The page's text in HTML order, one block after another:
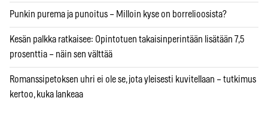
Punkin purema ja punoitus – Milloin kyse on borrelioosista?
Kesän palkka ratkaisee: Opintotuen takaisinperintään lisätään 7,5
prosenttia – näin sen välttää
Romanssipetoksen uhri ei ole se, jota yleisesti kuvitellaan – tutkimus
kertoo, kuka lankeaa